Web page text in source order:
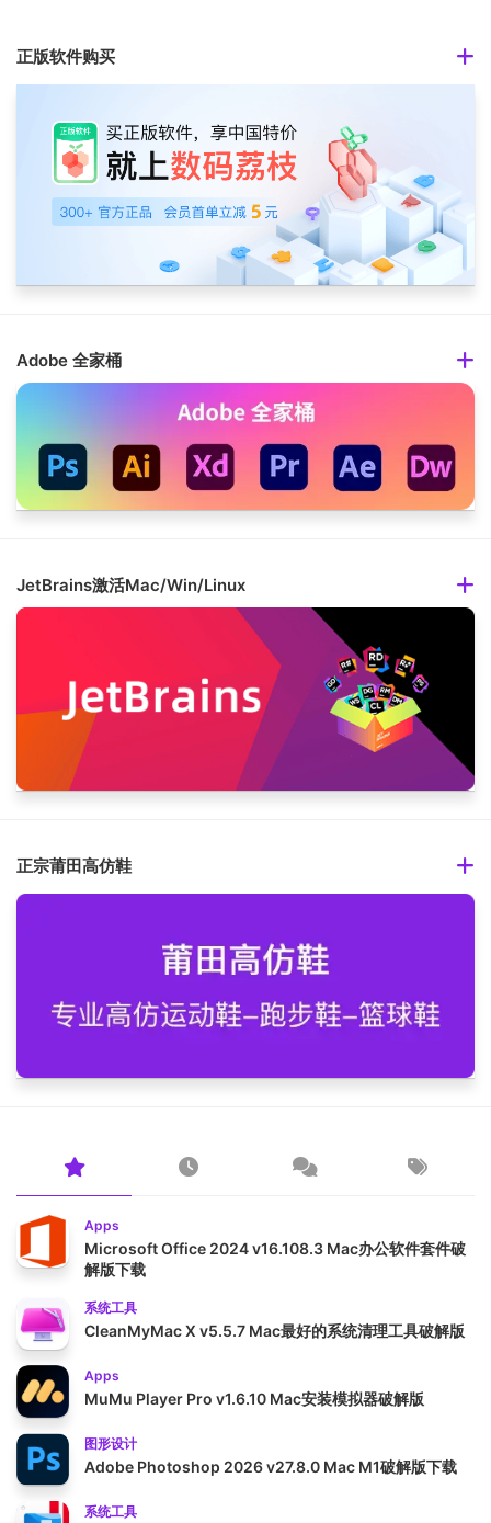
正版软件购买
Adobe 全家桶
JetBrains激活Mac/Win/Linux
正宗莆田高仿鞋
Apps
Microsoft Office 2024 v16.108.3 Mac办公软件套件破
解版下载
系统工具
CleanMyMac X v5.5.7 Mac最好的系统清理工具破解版
Apps
MuMu Player Pro v1.6.10 Mac安装模拟器破解版
图形设计
Adobe Photoshop 2026 v27.8.0 Mac M1破解版下载
系统工具